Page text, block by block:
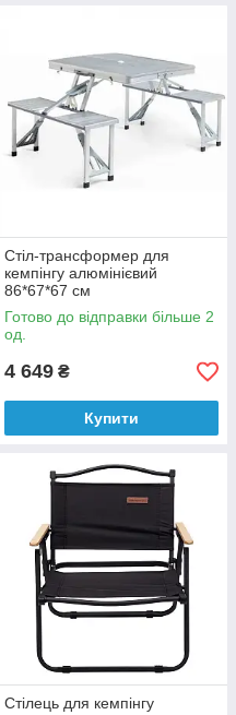
Стіл-трансформер для
кемпінгу алюмінієвий
86*67*67 см
Готово до відправки більше 2
од.
4 649 ₴
Купити
Стілець для кемпінгу